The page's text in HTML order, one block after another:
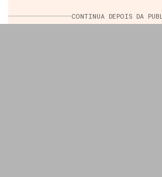
CONTINUA DEPOIS DA